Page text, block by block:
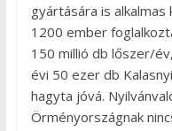
gyártására is
1200 ember
150 millió db lőszer/
évi 50 ezer db
hagyta jóvá.
Örményországnak